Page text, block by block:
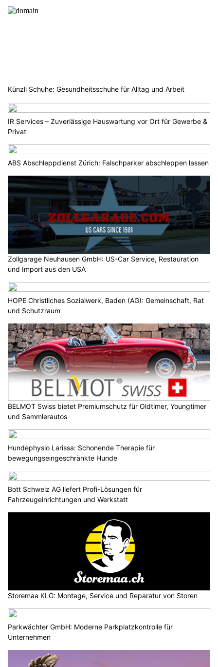
Künzli Schuhe: Gesundheitsschuhe für Alltag und Arbeit
IR Services – Zuverlässige Hauswartung vor Ort für Gewerbe &
Privat
ABS Abschleppdienst Zürich: Falschparker abschleppen lassen
Zollgarage Neuhausen GmbH: US-Car Service, Restauration
und Import aus den USA
HOPE Christliches Sozialwerk, Baden (AG): Gemeinschaft, Rat
und Schutzraum
BELMOT Swiss bietet Premiumschutz für Oldtimer, Youngtimer
und Sammlerautos
Hundephysio Larissa: Schonende Therapie für
bewegungseingeschränkte Hunde
Bott Schweiz AG liefert Profi-Lösungen für
Fahrzeugeinrichtungen und Werkstatt
Storemaa KLG: Montage, Service und Reparatur von Storen
Parkwächter GmbH: Moderne Parkplatzkontrolle für
Unternehmen